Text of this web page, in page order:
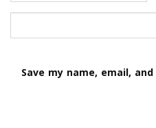
Save my name, email,